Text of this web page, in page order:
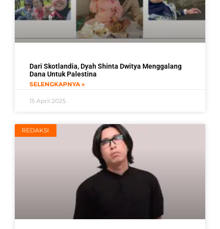
Dari Skotlandia, Dyah Shinta Dwitya Menggalang
Dana Untuk Palestina
SELENGKAPNYA »
15 April 2025
REDAKSI